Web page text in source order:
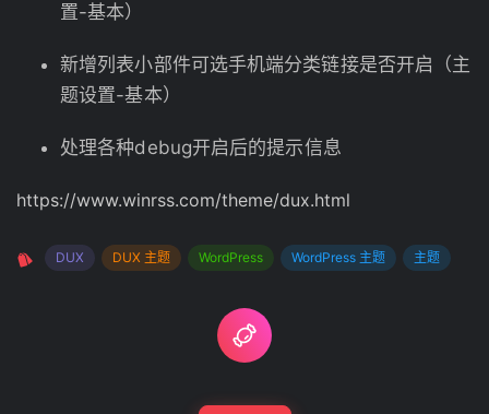
置-基本）
新增列表小部件可选手机端分类链接是否开启（主
题设置-基本）
处理各种debug开启后的提示信息
https://www.winrss.com/theme/dux.html
DUX DUX 主题 WordPress WordPress 主题 主题